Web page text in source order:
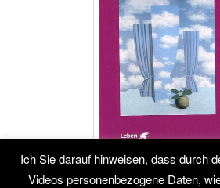
Handbuch der
Ich Sie darauf hinweisen, dass durch
Videos personenbezogene Daten,